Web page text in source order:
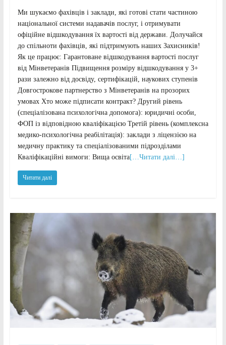
Ми шукаємо фахівців і заклади, які готові стати частиною
національної системи надавачів послуг, і отримувати
офіційне відшкодування їх вартості від держави. Долучайся
до спільноти фахівців, які підтримують наших Захисників!
Як це працює: Гарантоване відшкодування вартості послуг
від Мінветеранів Підвищення розміру відшкодування у 3+
рази залежно від досвіду, сертифікацій, наукових ступенів
Довгострокове партнерство з Мінветеранів на прозорих
умовах Хто може підписати контракт? Другий рівень
(спеціалізована психологічна допомога): юридичні особи,
ФОП із відповідною кваліфікацією Третій рівень (комплексна
медико-психологічна реабілітація): заклади з ліцензією на
медичну практику та спеціалізованими підрозділами
Кваліфікаційні вимоги: Вища освіта[…Читати далі…]
Читати далі